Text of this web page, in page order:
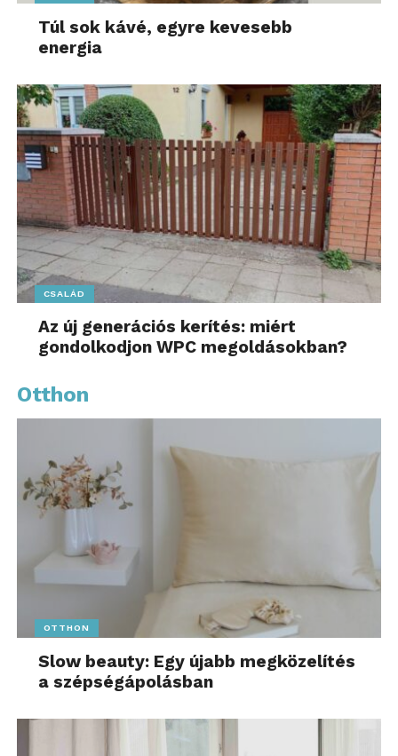
Túl sok kávé, egyre kevesebb
energia
CSALÁD
Az új generációs kerítés: miért
gondolkodjon WPC megoldásokban?
Otthon
OTTHON
Slow beauty: Egy újabb megközelítés
a szépségápolásban